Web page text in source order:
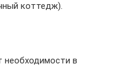
коттедж).
необходимости в